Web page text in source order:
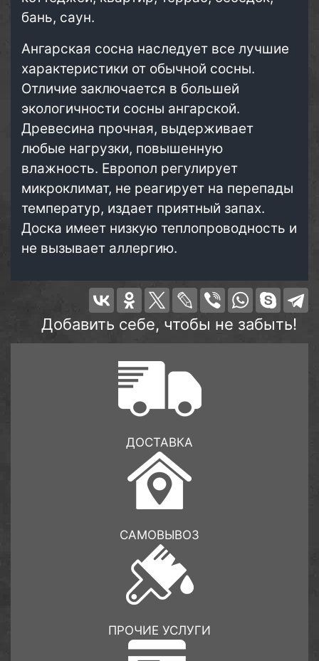
бань, саун.
Ангарская сосна наследует все лучшие
характеристики от обычной сосны.
Отличие заключается в большей
экологичности сосны ангарской.
Древесина прочная, выдерживает
любые нагрузки, повышенную
влажность. Европол регулирует
микроклимат, не реагирует на перепады
температур, издает приятный запах.
Доска имеет низкую теплопроводность и
не вызывает аллергию.
Добавить себе, чтобы не забыть!
ДОСТАВКА
САМОВЫВОЗ
ПРОЧИЕ УСЛУГИ